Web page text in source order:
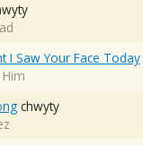
I Saw Your Face Today
chwyty